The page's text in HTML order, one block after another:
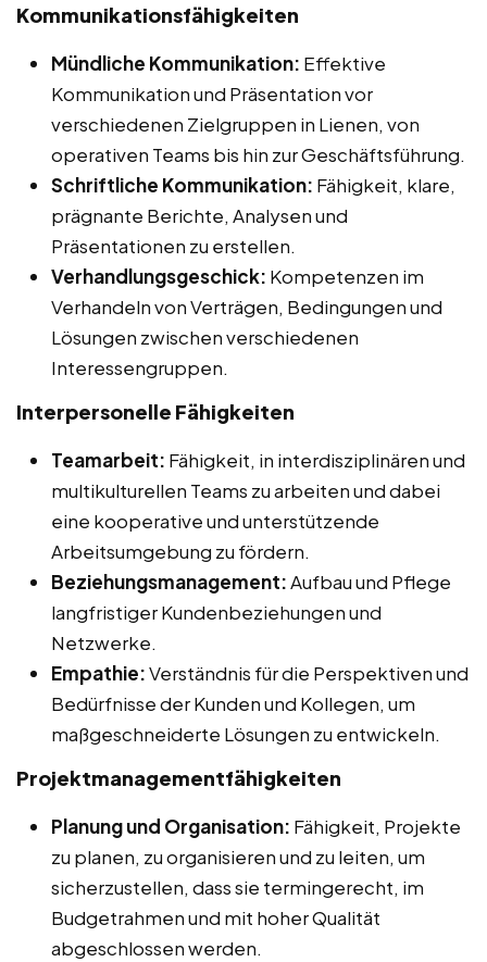
Kommunikationsfähigkeiten
Mündliche Kommunikation: Effektive
Kommunikation und Präsentation vor
verschiedenen Zielgruppen in Lienen, von
operativen Teams bis hin zur Geschäftsführung.
Schriftliche Kommunikation: Fähigkeit, klare,
prägnante Berichte, Analysen und
Präsentationen zu erstellen.
Verhandlungsgeschick: Kompetenzen im
Verhandeln von Verträgen, Bedingungen und
Lösungen zwischen verschiedenen
Interessengruppen.
Interpersonelle Fähigkeiten
Teamarbeit: Fähigkeit, in interdisziplinären und
multikulturellen Teams zu arbeiten und dabei
eine kooperative und unterstützende
Arbeitsumgebung zu fördern.
Beziehungsmanagement:Aufbau und Pflege
langfristiger Kundenbeziehungen und
Netzwerke.
Empathie:Verständnis für die Perspektiven und
Bedürfnisse der Kunden und Kollegen, um
maßgeschneiderte Lösungen zu entwickeln.
Projektmanagementfähigkeiten
Planung und Organisation: Fähigkeit, Projekte
zu planen, zu organisieren und zu leiten, um
sicherzustellen, dass sie termingerecht, im
Budgetrahmen und mit hoher Qualität
abgeschlossen werden.